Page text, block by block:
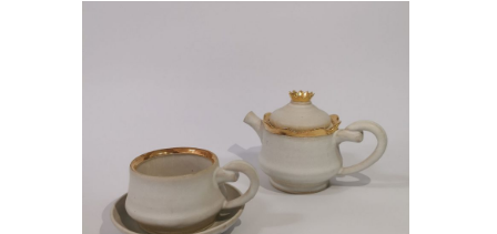
керамика
Наставник: мр Игор Милићевић,
ванр. проф.
Радови студената